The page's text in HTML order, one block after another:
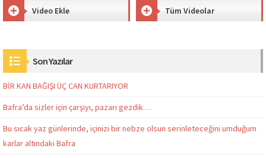
Video Ekle Tüm Videolar
Son Yazılar
BİR KAN BAĞIŞI ÜÇ CAN KURTARIYOR
Bafra’da sizler için çarşıyı, pazarı gezdik…
Bu sıcak yaz günlerinde, içinizi bir nebze olsun serinleteceğini umduğum
karlar altındaki Bafra